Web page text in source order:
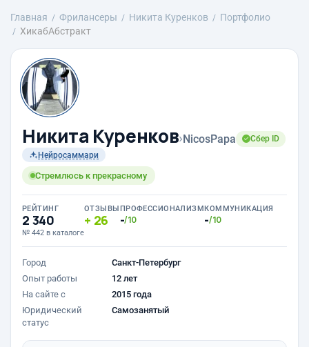
Главная Фрилансеры Никита Куренков
Портфолио
ХикабАбстракт
Никита Куренков›NicosPapa
Сбер ID
Нейросаммари
Стремлюсь к прекрасному
РЕЙТИНГ
2 340
№ 442 в каталоге
ОТЗЫВЫ
26
ПРОФЕССИОНАЛИЗМ
-/10
КОММУНИКАЦИЯ
-/10
Город
Санкт-Петербург
Опыт работы
12 лет
На сайте с
2015 года
Юридический
статус
Самозанятый